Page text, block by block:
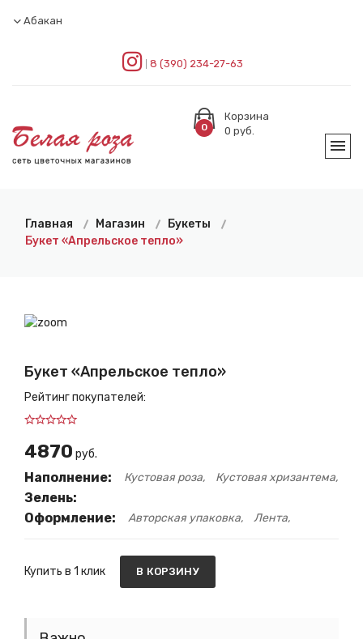
Абакан
8 (390) 234-27-63
0
Корзина
0 руб.
Главная Магазин
Букеты
Букет «Апрельское тепло»
Букет «Апрельское тепло»
Рейтинг покупателей:
4870 руб.
Наполнение: Кустовая роза Кустовая хризантема
Зелень:
Оформление:
Авторская упаковка Лента
Купить в 1 клик В КОРЗИНУ